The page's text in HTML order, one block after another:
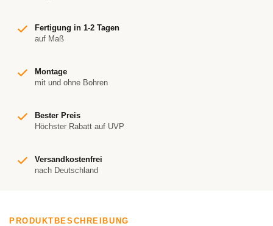
Fertigung in 1-2 Tagen
auf Maß
Montage
mit und ohne Bohren
Bester Preis
Höchster Rabatt auf UVP
Versandkostenfrei
nach Deutschland
PRODUKTBESCHREIBUNG